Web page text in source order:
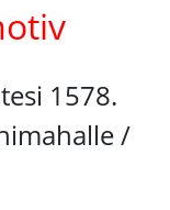
1578.
/